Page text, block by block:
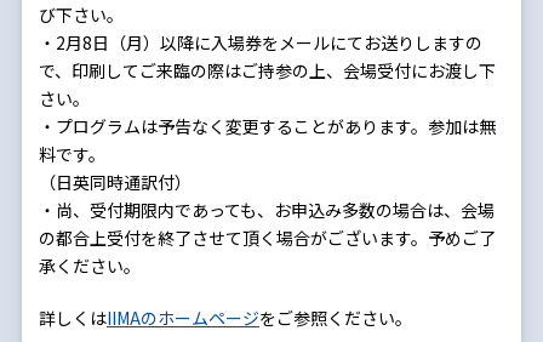
び下さい。
・2月8日（月）以降に入場券をメールにてお送りしますの
で、印刷してご来臨の際はご持参の上、会場受付にお渡し下
さい。
・プログラムは予告なく変更することがあります。参加は無
料です。
（日英同時通訳付）
・尚、受付期限内であっても、お申込み多数の場合は、会場
の都合上受付を終了させて頂く場合がございます。予めご了
承ください。
詳しくはIIMAのホームページをご参照ください。